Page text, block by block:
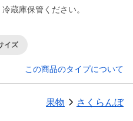
蔵庫保管ください。
イズ
この商品のタイプについて
果物 さくらんぼ